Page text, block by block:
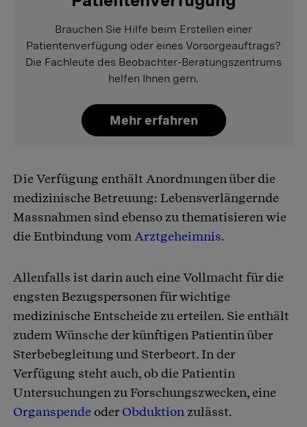
Brauchen Sie Hilfe beim Erstellen einer
Patientenverfügung oder eines Vorsorgeauftrags?
Die Fachleute des Beobachter-Beratungszentrums
helfen Ihnen gern.
Mehr erfahren
Die Verfügung enthält Anordnungen über die
medizinische Betreuung: Lebensverlängernde
Massnahmen sind ebenso zu thematisieren wie
die Entbindung vom Arztgeheimnis.
Allenfalls ist darin auch eine Vollmacht für die
engsten Bezugspersonen für wichtige
medizinische Entscheide zu erteilen. Sie enthält
zudem Wünsche der künftigen Patientin über
Sterbebegleitung und Sterbeort. In der
Verfügung steht auch, ob die Patientin
Untersuchungen zu Forschungszwecken, eine
OrganspendeoderObduktion zulässt.